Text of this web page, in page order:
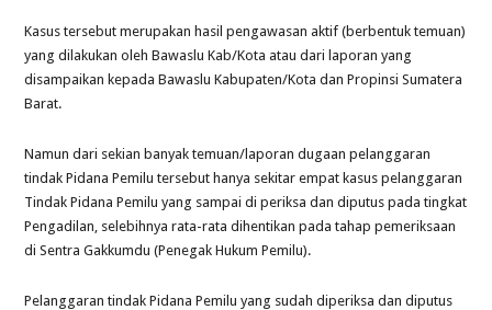
Kasus tersebut merupakan hasil pengawasan aktif (berbentuk temuan)
yang dilakukan oleh Bawaslu Kab/Kota atau dari laporan yang
disampaikan kepada Bawaslu Kabupaten/Kota dan Propinsi Sumatera
Barat.
Namun dari sekian banyak temuan/laporan dugaan pelanggaran
tindak Pidana Pemilu tersebut hanya sekitar empat kasus pelanggaran
Tindak Pidana Pemilu yang sampai di periksa dan diputus pada tingkat
Pengadilan, selebihnya rata-rata dihentikan pada tahap pemeriksaan
di Sentra Gakkumdu (Penegak Hukum Pemilu).
Pelanggaran tindak Pidana Pemilu yang sudah diperiksa dan diputus